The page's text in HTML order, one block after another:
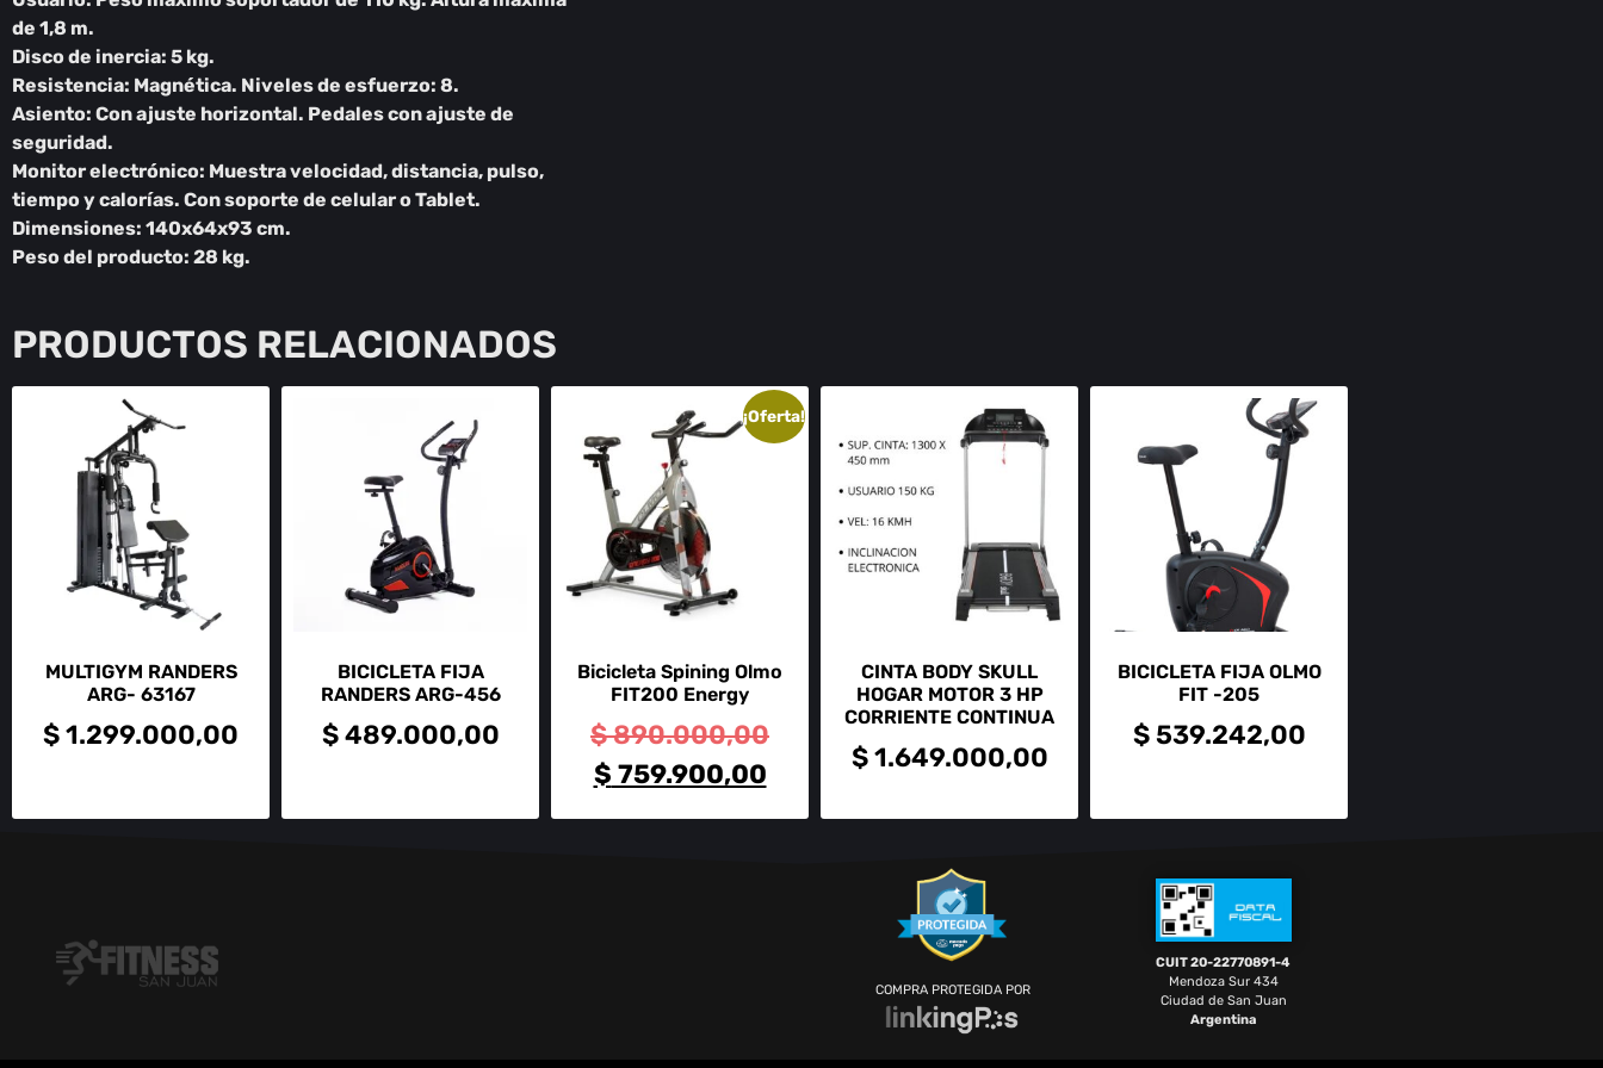
de 1,8 m.
Disco de inercia: 5 kg.
Resistencia: Magnética. Niveles de esfuerzo: 8.
Asiento: Con ajuste horizontal. Pedales con ajuste de
seguridad.
Monitor electrónico: Muestra velocidad, distancia, pulso,
tiempo y calorías. Con soporte de celular o Tablet.
Dimensiones: 140x64x93 cm.
Peso del producto: 28 kg.
PRODUCTOS RELACIONADOS
MULTIGYM RANDERS
ARG- 63167
$1.299.000,00
BICICLETA FIJA
RANDERS ARG-456
$489.000,00
¡Oferta!
Bicicleta Spining Olmo
FIT200 Energy
$890.000,00
$ 759.900,00
CINTA BODY SKULL
HOGAR MOTOR 3 HP
CORRIENTE CONTINUA
$1.649.000,00
BICICLETA FIJA OLMO
FIT -205
$539.242,00
COMPRA PROTEGIDA POR
CUIT 20-22770891-4
Mendoza Sur 434
Ciudad de San Juan
Argentina